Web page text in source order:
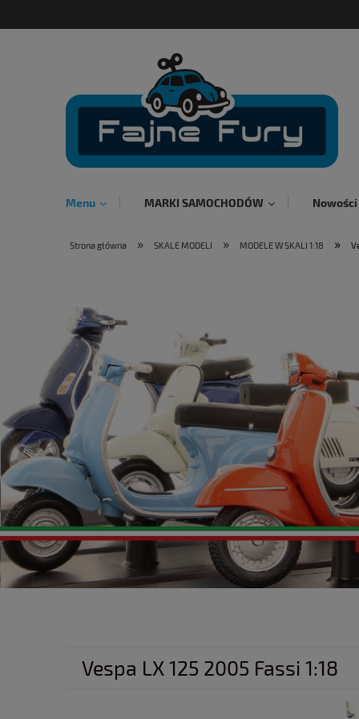
Menu MARKI SAMOCHODÓW Nowości
Strona główna » SKALE MODELI » MODELE W SKALI 1:18 »
Vespa LX 125 2005 Fassi 1:18